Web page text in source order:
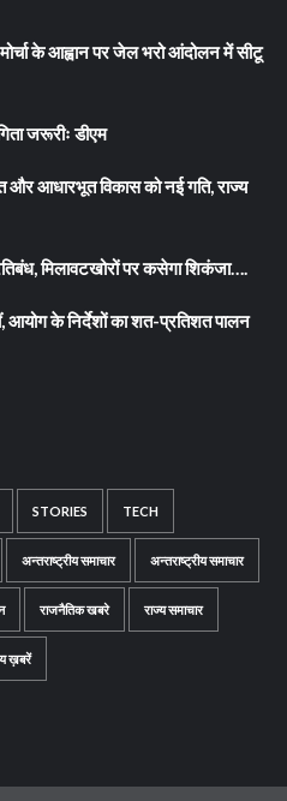
के आह्वान पर जेल भरो आंदोलन में सीटू
जरूरीः डीएम
और आधारभूत विकास को नई गति, राज्य
मिलावटखोरों पर कसेगा शिकंजा….
आयोग के निर्देशों का शत-प्रतिशत पालन
STORIES TECH
अन्तराष्ट्रीय समाचार अन्तराष्ट्रीय समाचार
राजनैतिक खबरे राज्य समाचार
ख़बरें